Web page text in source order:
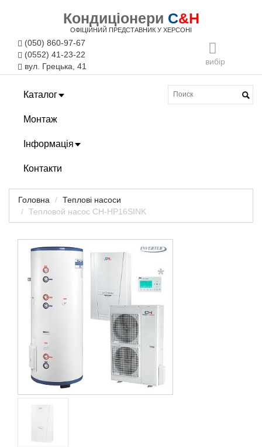
Кондиціонери C&H
ОФІЦІЙНИЙ ПРЕДСТАВНИК У ХЕРСОНІ
вибір
(050) 860-97-67
(0552) 41-23-22
вул. Грецька, 41
Каталог
Монтаж
Інформація
Контакти
Головна
Теплові насоси
Тепловой насос CH-HP16SINK